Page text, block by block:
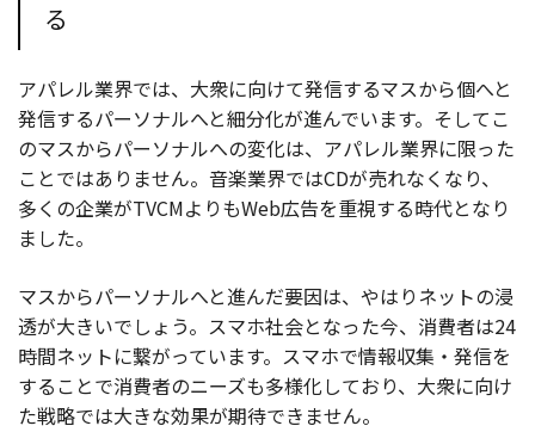
る
アパレル業界では、大衆に向けて発信するマスから個へと
発信するパーソナルへと細分化が進んでいます。そしてこ
のマスからパーソナルへの変化は、アパレル業界に限った
ことではありません。音楽業界ではCDが売れなくなり、
多くの企業がTVCMよりもWeb広告を重視する時代となり
ました。
マスからパーソナルへと進んだ要因は、やはりネットの浸
透が大きいでしょう。スマホ社会となった今、消費者は24
時間ネットに繋がっています。スマホで情報収集・発信を
することで消費者のニーズも多様化しており、大衆に向け
た戦略では大きな効果が期待できません。